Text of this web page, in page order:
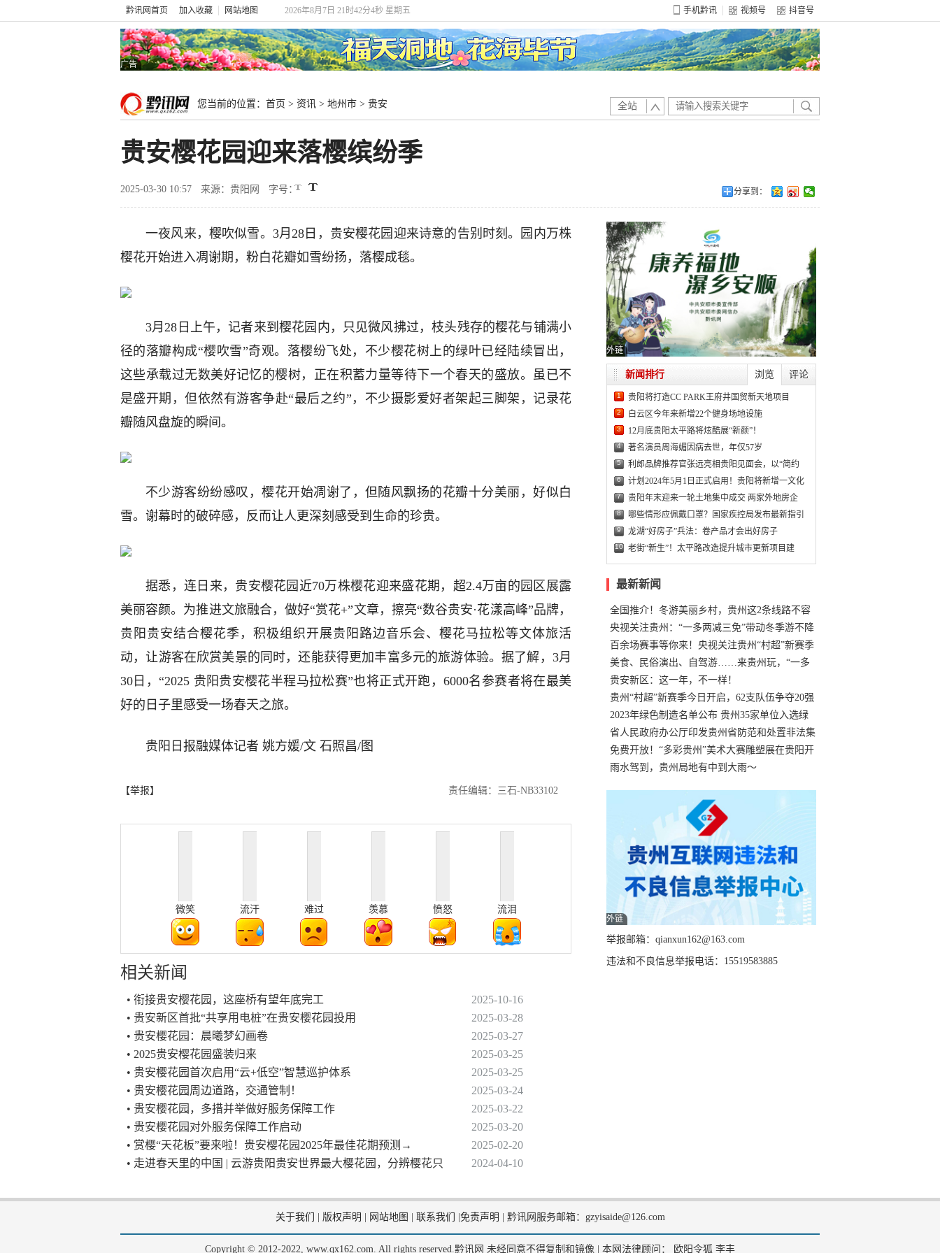
黔讯网首页 加入收藏 网站地图 2026年8月7日 21时42分5秒 星期五 手机黔讯 视频号 抖音号
广告
您当前的位置： 首页 > 资讯 > 地州市 > 贵安 全站
贵安樱花园迎来落樱缤纷季
2025-03-30 10:57 来源：贵阳网 字号： 分享到：
一夜风来，樱吹似雪。3月28日，贵安樱花园迎来诗意的告别时刻。园内万株
樱花开始进入凋谢期，粉白花瓣如雪纷扬，落樱成毯。
3月28日上午，记者来到樱花园内，只见微风拂过，枝头残存的樱花与铺满小
径的落瓣构成“樱吹雪”奇观。落樱纷飞处，不少樱花树上的绿叶已经陆续冒出，
这些承载过无数美好记忆的樱树，正在积蓄力量等待下一个春天的盛放。虽已不
是盛开期，但依然有游客争赴“最后之约”，不少摄影爱好者架起三脚架，记录花
瓣随风盘旋的瞬间。
不少游客纷纷感叹，樱花开始凋谢了，但随风飘扬的花瓣十分美丽，好似白
雪。谢幕时的破碎感，反而让人更深刻感受到生命的珍贵。
据悉，连日来，贵安樱花园近70万株樱花迎来盛花期，超2.4万亩的园区展露
美丽容颜。为推进文旅融合，做好“赏花+”文章，擦亮“数谷贵安·花漾高峰”品牌，
贵阳贵安结合樱花季，积极组织开展贵阳路边音乐会、樱花马拉松等文体旅活
动，让游客在欣赏美景的同时，还能获得更加丰富多元的旅游体验。据了解，3月
30日，“2025 贵阳贵安樱花半程马拉松赛”也将正式开跑，6000名参赛者将在最美
好的日子里感受一场春天之旅。
贵阳日报融媒体记者 姚方媛/文 石照昌/图
【举报】 责任编辑：三石-NB33102
微笑 流汗 难过 羡慕 愤怒 流泪
相关新闻
• 衔接贵安樱花园，这座桥有望年底完工
2025-10-16
• 贵安新区首批“共享用电桩”在贵安樱花园投用
2025-03-28
• 贵安樱花园：晨曦梦幻画卷
2025-03-27
• 2025贵安樱花园盛装归来
2025-03-25
• 贵安樱花园首次启用“云+低空”智慧巡护体系
2025-03-25
• 贵安樱花园周边道路，交通管制！
2025-03-24
• 贵安樱花园，多措并举做好服务保障工作
2025-03-22
• 贵安樱花园对外服务保障工作启动
2025-03-20
• 赏樱“天花板”要来啦！贵安樱花园2025年最佳花期预测→
2025-02-20
• 走进春天里的中国 | 云游贵阳贵安世界最大樱花园，分辨樱花只
2024-04-10
外链
浏览 评论
新闻排行
1 贵阳将打造CC PARK王府井国贸新天地项目
2 白云区今年来新增22个健身场地设施
3 12月底贵阳太平路将炫酷展“新颜”！
4 著名演员周海媚因病去世，年仅57岁
5 利郎品牌推荐官张远亮相贵阳见面会，以“简约
6 计划2024年5月1日正式启用！贵阳将新增一文化
7 贵阳年末迎来一轮土地集中成交 两家外地房企
8 哪些情形应佩戴口罩？国家疾控局发布最新指引
9 龙湖“好房子”兵法：卷产品才会出好房子
10 老街“新生”！太平路改造提升城市更新项目建
最新新闻
全国推介！冬游美丽乡村，贵州这2条线路不容
错过
央视关注贵州：“一多两减三免”带动冬季游不降
温
百余场赛事等你来！央视关注贵州“村超”新赛季
正式“打响”
美食、民俗演出、自驾游……来贵州玩，“一多
两减三免”！
贵安新区：这一年，不一样！
贵州“村超”新赛季今日开启，62支队伍争夺20强
名额
2023年绿色制造名单公布 贵州35家单位入选绿
色工厂
省人民政府办公厅印发贵州省防范和处置非法集
资工作实施细则
免费开放！“多彩贵州”美术大赛雕塑展在贵阳开
展，持续至1月19日
雨水驾到，贵州局地有中到大雨～
外链
举报邮箱：qianxun162@163.com
违法和不良信息举报电话：15519583885
关于我们 版权声明 网站地图 联系我们 免责声明 黔讯网服务邮箱：gzyisaide@126.com
Copyright © 2012-2022, www.qx162.com. All rights reserved.黔讯网 未经同意不得复制和镜像 | 本网法律顾问： 欧阳令狐 李丰